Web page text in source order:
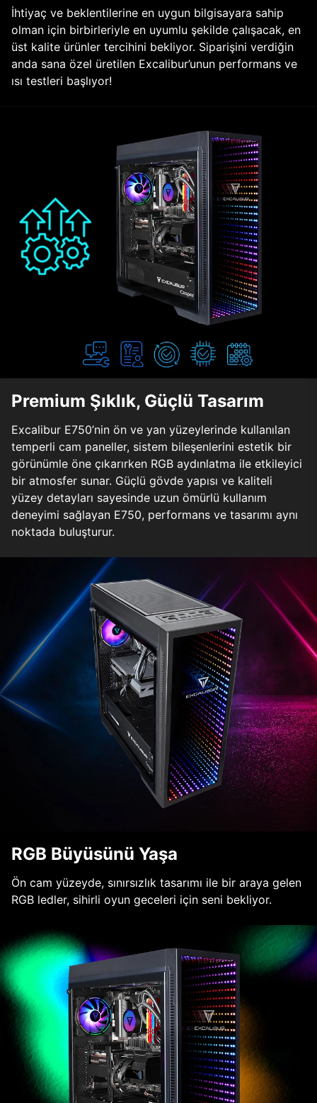
İhtiyaç ve beklentilerine en uygun bilgisayara sahip
olman için birbirleriyle en uyumlu şekilde çalışacak, en
üst kalite ürünler tercihini bekliyor. Siparişini verdiğin
anda sana özel üretilen Excalibur’unun performans ve
ısı testleri başlıyor!
Premium Şıklık, Güçlü Tasarım
Excalibur E750’nin ön ve yan yüzeylerinde kullanılan
temperli cam paneller, sistem bileşenlerini estetik bir
görünümle öne çıkarırken RGB aydınlatma ile etkileyici
bir atmosfer sunar. Güçlü gövde yapısı ve kaliteli
yüzey detayları sayesinde uzun ömürlü kullanım
deneyimi sağlayan E750, performans ve tasarımı aynı
noktada buluşturur.
RGB Büyüsünü Yaşa
Ön cam yüzeyde, sınırsızlık tasarımı ile bir araya gelen
RGB ledler, sihirli oyun geceleri için seni bekliyor.